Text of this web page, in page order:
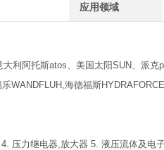
应用领域
利阿托斯atos、美国太阳SUN、派
WANDFLUH,海德福斯
压力继电器,放大器 5. 液压流体及电